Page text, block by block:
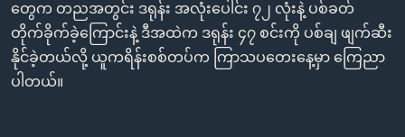
ကျော်
ကြည့်
ရန်
ရှာဖွေ
ဘာသာစကားများ
တွေက တညအတွင်း ဒရုန်း အလုံးပေါင်း ၇၂ လုံးနဲ့ ပစ်ခတ်
တိုက်ခိုက်ခဲ့ကြောင်းနဲ့ ဒီအထဲက ဒရုန်း ၄၇ စင်းကို ပစ်ချ ဖျက်ဆီး
နိုင်ခဲ့တယ်လို့ ယူကရိန်းစစ်တပ်က ကြာသပတေးနေ့မှာ ကြေညာ
ပါတယ်။